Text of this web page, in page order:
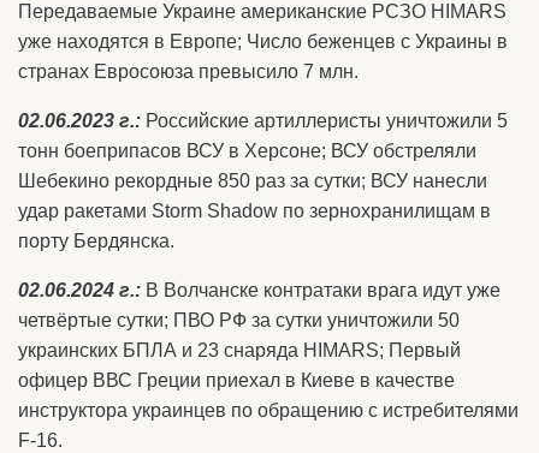
Передаваемые Украине американские РСЗО HIMARS
уже находятся в Европе; Число беженцев с Украины в
странах Евросоюза превысило 7 млн.
02.06.2023 г.: Российские артиллеристы уничтожили 5
тонн боеприпасов ВСУ в Херсоне; ВСУ обстреляли
Шебекино рекордные 850 раз за сутки; ВСУ нанесли
удар ракетами Storm Shadow по зернохранилищам в
порту Бердянска.
02.06.2024 г.: В Волчанске контратаки врага идут уже
четвёртые сутки; ПВО РФ за сутки уничтожили 50
украинских БПЛА и 23 снаряда HIMARS; Первый
офицер ВВС Греции приехал в Киеве в качестве
инструктора украинцев по обращению с истребителями
F-16.